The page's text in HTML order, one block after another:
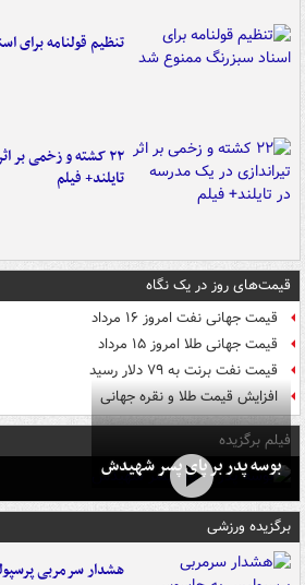
تنظیم قولنامه برای
۲۲ کشته و زخمی بر
تایلند+ فیلم
قیمت‌های روز در یک نگاه
قیمت جهانی نفت امروز ۱۶ مرداد
قیمت جهانی طلا امروز ۱۵ مرداد
قیمت نفت برنت به ۷۹ دلار رسید
افزایش قیمت طلا و نقره جهانی
فیلم برگزیده
بوسه‌ پدر بر پای پسر شهیدش
برگزیده ورزشی
هشدار سرمربی